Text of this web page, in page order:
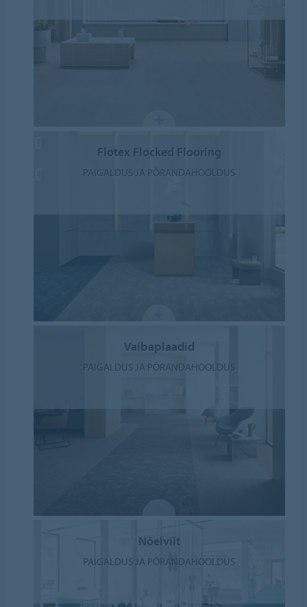
Flotex Flocked Flooring
PAIGALDUS JA PÕRANDAHOOLDUS
Vaibaplaadid
PAIGALDUS JA PÕRANDAHOOLDUS
Nõelvilt
PAIGALDUS JA PÕRANDAHOOLDUS